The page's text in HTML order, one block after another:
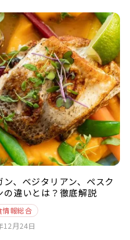
ン、ベジタリアン、ペスク
の違いとは？徹底解説
情報総合
12月24日